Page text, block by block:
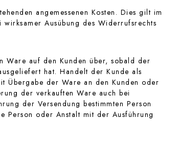
angemessenen Kosten. Dies gilt im
Ausübung des Widerrufsrechts
Ware auf den Kunden über, sobald der
hat. Handelt der Kunde als
Übergabe der Ware an den Kunden oder
der verkauften Ware auch bei
der Versendung bestimmten Person
Person oder Anstalt mit der Ausführung